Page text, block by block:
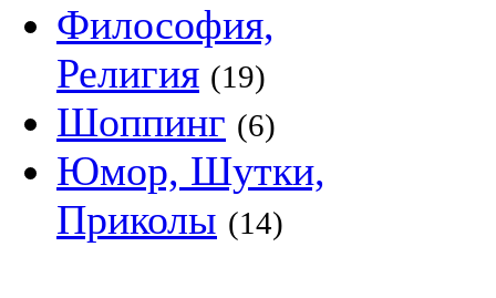
Философия,
Религия (19)
Шоппинг (6)
Юмор, Шутки,
Приколы (14)